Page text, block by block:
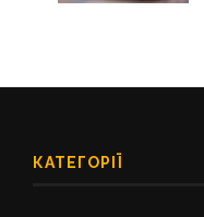
КАТЕГОРІЇ